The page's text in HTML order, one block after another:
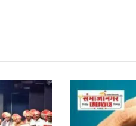
एकूण
६७६